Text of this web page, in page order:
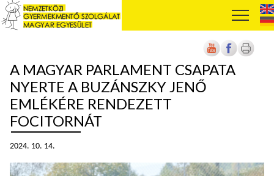
A MAGYAR PARLAMENT CSAPATA
NYERTE A BUZÁNSZKY JENŐ
EMLÉKÉRE RENDEZETT
FOCITORNÁT
2024. 10. 14.